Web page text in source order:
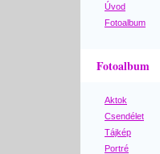
Úvod
Fotoalbum
Fotoalbum
Aktok
Csendélet
Tájkép
Portré